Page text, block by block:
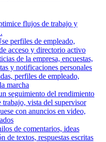
flujos de trabajo y
perfiles de empleado,
acceso y directorio activo
de la empresa, encuestas,
y notificaciones personales
perfiles de empleado,
marcha
seguimiento del rendimiento
vista del supervisor
con anuncios en video,
de comentarios, ideas
de textos, respuestas escritas